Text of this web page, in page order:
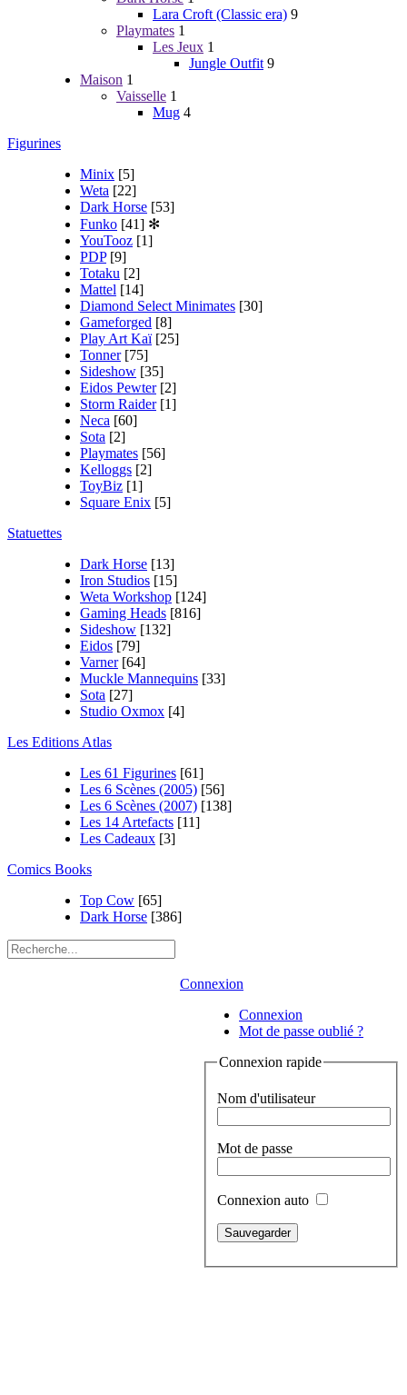
Lara Croft (Classic era) 9
Playmates 1
Les Jeux 1
Jungle Outfit 9
Maison 1
Vaisselle 1
Mug 4
Figurines
Minix [5]
Weta [22]
Dark Horse [53]
Funko [41] ✻
YouTooz [1]
PDP [9]
Totaku [2]
Mattel [14]
Diamond Select Minimates [30]
Gameforged [8]
Play Art Kaï [25]
Tonner [75]
Sideshow [35]
Eidos Pewter [2]
Storm Raider [1]
Neca [60]
Sota [2]
Playmates [56]
Kelloggs [2]
ToyBiz [1]
Square Enix [5]
Statuettes
Dark Horse [13]
Iron Studios [15]
Weta Workshop [124]
Gaming Heads [816]
Sideshow [132]
Eidos [79]
Varner [64]
Muckle Mannequins [33]
Sota [27]
Studio Oxmox [4]
Les Editions Atlas
Les 61 Figurines [61]
Les 6 Scènes (2005) [56]
Les 6 Scènes (2007) [138]
Les 14 Artefacts [11]
Les Cadeaux [3]
Comics Books
Top Cow [65]
Dark Horse [386]
Connexion
Connexion
Mot de passe oublié ?
Connexion rapide
Nom d'utilisateur
Mot de passe
Connexion auto